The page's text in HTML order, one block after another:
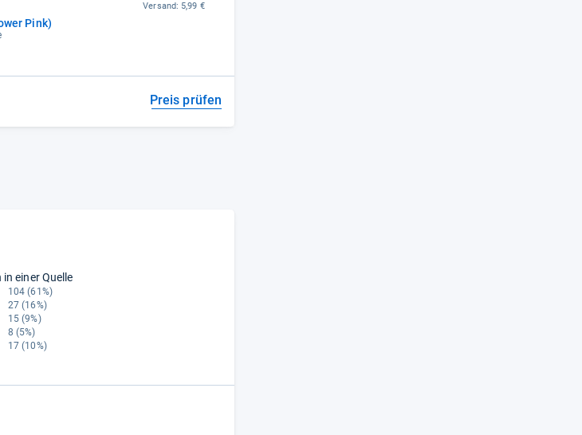
Pink)
Versand: 5,99 €
Preis prüfen
einer Quelle
104 (61%)
27 (16%)
15 (9%)
8 (5%)
17 (10%)